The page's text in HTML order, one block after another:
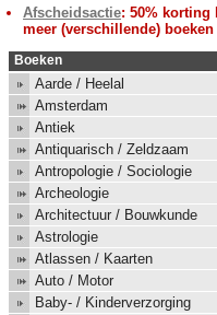
Afscheidsactie: 50%
meer (verschillende) boeken
Boeken
Aarde / Heelal
Amsterdam
Antiek
Antiquarisch / Zeldzaam
Antropologie / Sociologie
Archeologie
Architectuur / Bouwkunde
Astrologie
Atlassen / Kaarten
Auto / Motor
Baby- / Kinderverzorging